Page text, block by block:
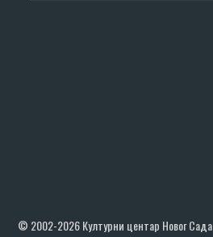
© 2002-2026 Културни центар Новог Сада